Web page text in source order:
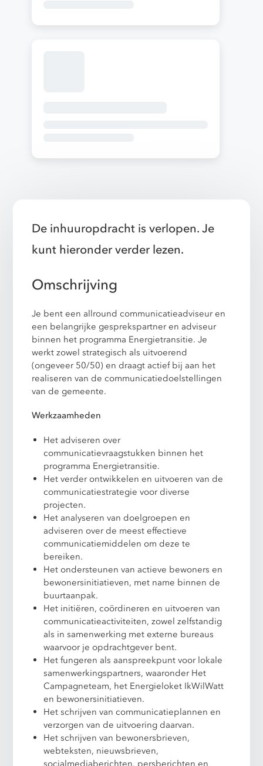
De inhuuropdracht is verlopen. Je
kunt hieronder verder lezen.
Omschrijving
Je bent een allround communicatieadviseur en
een belangrijke gesprekspartner en adviseur
binnen het programma Energietransitie. Je
werkt zowel strategisch als uitvoerend
(ongeveer 50/50) en draagt actief bij aan het
realiseren van de communicatiedoelstellingen
van de gemeente.
Werkzaamheden
Het adviseren over
communicatievraagstukken binnen het
programma Energietransitie.
Het verder ontwikkelen en uitvoeren van de
communicatiestrategie voor diverse
projecten.
Het analyseren van doelgroepen en
adviseren over de meest effectieve
communicatiemiddelen om deze te
bereiken.
Het ondersteunen van actieve bewoners en
bewonersinitiatieven, met name binnen de
buurtaanpak.
Het initiëren, coördineren en uitvoeren van
communicatieactiviteiten, zowel zelfstandig
als in samenwerking met externe bureaus
waarvoor je opdrachtgever bent.
Het fungeren als aanspreekpunt voor lokale
samenwerkingspartners, waaronder Het
Campagneteam, het Energieloket IkWilWatt
en bewonersinitiatieven.
Het schrijven van communicatieplannen en
verzorgen van de uitvoering daarvan.
Het schrijven van bewonersbrieven,
webteksten, nieuwsbrieven,
socialmediaberichten, persberichten en